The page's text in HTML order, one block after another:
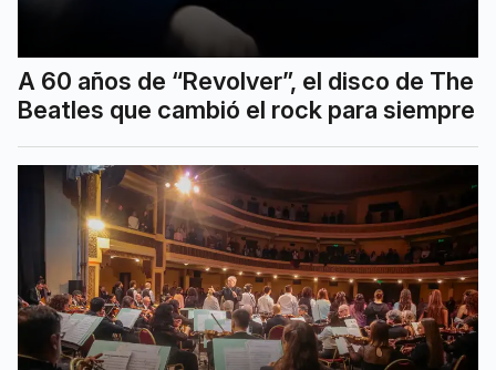
A 60 años de “Revolver”, el disco de The
Beatles que cambió el rock para siempre